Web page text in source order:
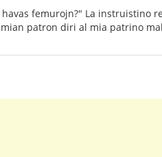
femurojn?" La instruistino
patron diri al mia patrino